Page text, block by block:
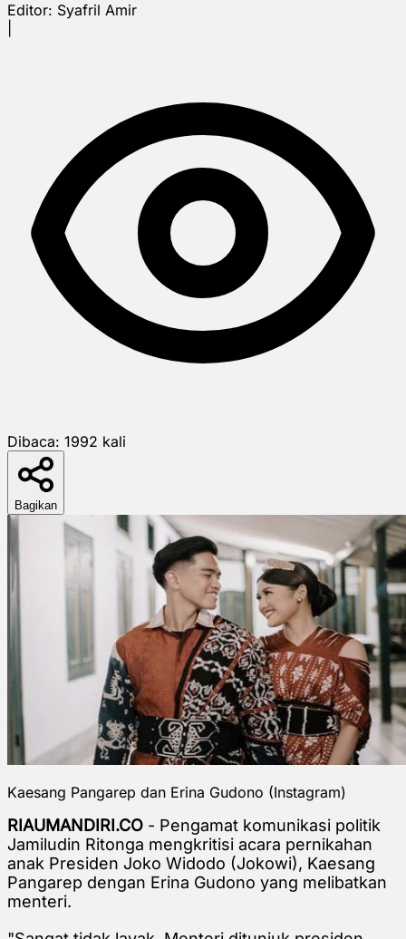
Editor: Syafril Amir
Dibaca: 1992 kali
Bagikan
Kaesang Pangarep dan Erina Gudono (Instagram)
RIAUMANDIRI.CO - Pengamat komunikasi politik
Jamiludin Ritonga mengkritisi acara pernikahan
anak Presiden Joko Widodo (Jokowi), Kaesang
Pangarep dengan Erina Gudono yang melibatkan
menteri.